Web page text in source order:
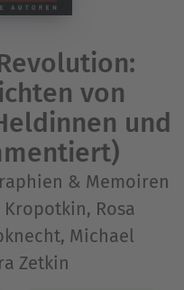
von
und
& Memoiren
Rosa
Michael
Zetkin